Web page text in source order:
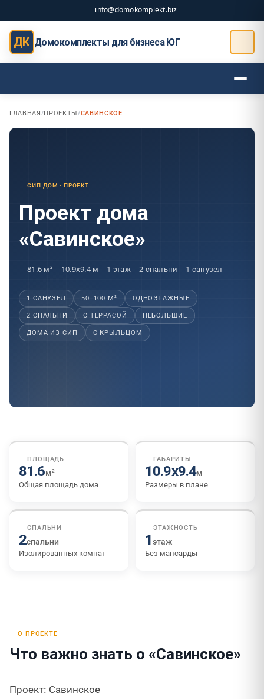
info@domokomplekt.biz
ДК Домокомплекты для бизнеса ЮГ
ГЛАВНАЯ/ПРОЕКТЫ/САВИНСКОЕ
СИП-ДОМ · ПРОЕКТ
Проект дома
«Савинское»
81.6 м² 10.9x9.4 м 1 этаж 2 спальни 1 санузел
1 САНУЗЕЛ 50–100 М² ОДНОЭТАЖНЫЕ
2 СПАЛЬНИ С ТЕРРАСОЙ НЕБОЛЬШИЕ
ДОМА ИЗ СИП С КРЫЛЬЦОМ
Смотреть галерею
ПЛОЩАДЬ
81.6м²
Общая площадь дома
ГАБАРИТЫ
10.9x9.4м
Размеры в плане
СПАЛЬНИ
2спальни
Изолированных комнат
ЭТАЖНОСТЬ
1этаж
Без мансарды
О ПРОЕКТЕ
Что важно знать о «Савинское»
Проект: Савинское